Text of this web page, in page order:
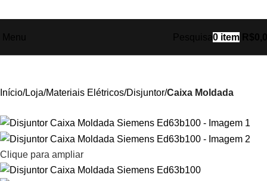
0 item
Início Loja Materiais Elétricos Disjuntor Caixa Moldada
Clique para ampliar